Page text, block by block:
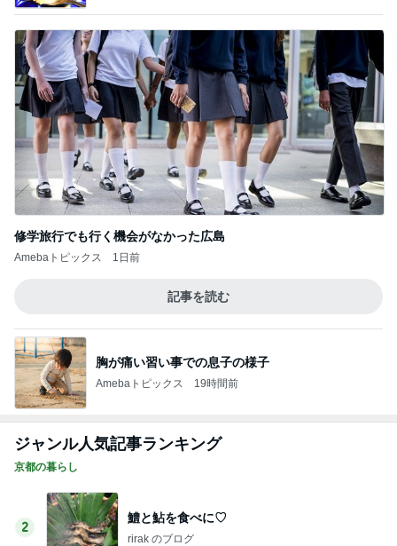
修学旅行でも行く機会がなかった広島
Amebaトピックス 1日前
記事を読む
胸が痛い習い事での息子の様子
Amebaトピックス 19時間前
ジャンル人気記事ランキング
京都の暮らし
2
鱧と鮎を食べに♡
rirak のブログ